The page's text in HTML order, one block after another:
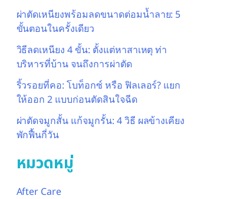
ผ่าตัดเหนียงพร้อมลดขนาดต่อมน้ำลาย: 5
ขั้นตอนในครั้งเดียว
วิธีลดเหนียง 4 ขั้น: ตั้งแต่หาสาเหตุ ท่า
บริหารที่บ้าน จนถึงการผ่าตัด
ริ้วรอยที่คอ: โบท็อกซ์ หรือ ฟิลเลอร์? แยก
ให้ออก 2 แบบก่อนตัดสินใจฉีด
ผ่าตัดจมูกสั้น แก้จมูกรั้น: 4 วิธี ผลข้างเคียง
พักฟื้นกี่วัน
หมวดหมู่
After Care